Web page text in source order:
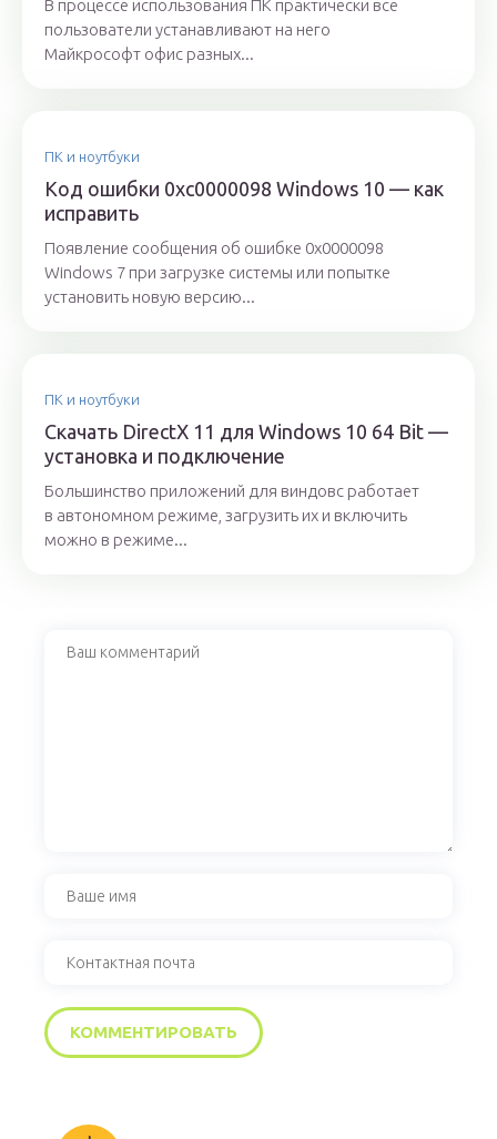
В процессе использования ПК практически все
пользователи устанавливают на него
Майкрософт офис разных...
ПК и ноутбуки
Код ошибки 0xc0000098 Windows 10 — как
исправить
Появление сообщения об ошибке 0x0000098
Windows 7 при загрузке системы или попытке
установить новую версию...
ПК и ноутбуки
Скачать DirectX 11 для Windows 10 64 Bit —
установка и подключение
Большинство приложений для виндовс работает
в автономном режиме, загрузить их и включить
можно в режиме...